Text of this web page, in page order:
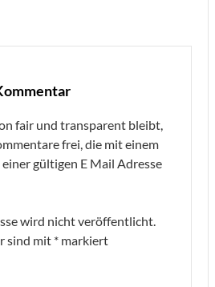
fair und transparent bleibt,
frei, die mit einem
gültigen E Mail Adresse
wird nicht veröffentlicht.
sind mit * markiert